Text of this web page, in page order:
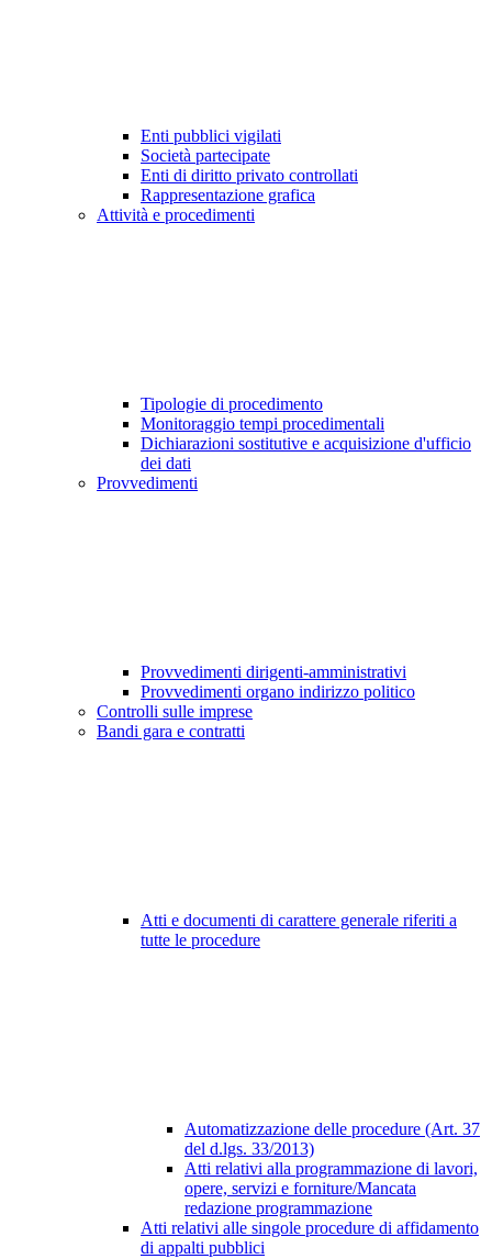
Enti pubblici vigilati
Società partecipate
Enti di diritto privato controllati
Rappresentazione grafica
Attività e procedimenti
Tipologie di procedimento
Monitoraggio tempi procedimentali
Dichiarazioni sostitutive e acquisizione d'ufficio
dei dati
Provvedimenti
Provvedimenti dirigenti-amministrativi
Provvedimenti organo indirizzo politico
Controlli sulle imprese
Bandi gara e contratti
Atti e documenti di carattere generale riferiti a
tutte le procedure
Automatizzazione delle procedure (Art. 37
del d.lgs. 33/2013)
Atti relativi alla programmazione di lavori,
opere, servizi e forniture/Mancata
redazione programmazione
Atti relativi alle singole procedure di affidamento
di appalti pubblici